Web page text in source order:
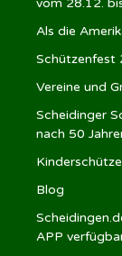
vom 28.12.
Als die
Schützenfest
Vereine und
Scheidinger
nach 50
Blog
APP